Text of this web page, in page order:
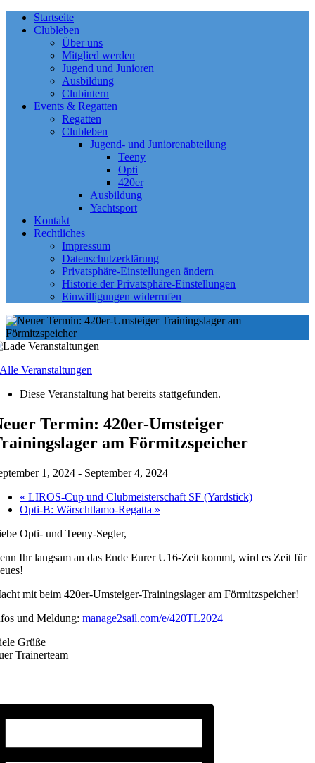
Startseite
Clubleben
Über uns
Mitglied werden
Jugend und Junioren
Ausbildung
Clubintern
Events & Regatten
Regatten
Clubleben
Jugend- und Juniorenabteilung
Teeny
Opti
420er
Ausbildung
Yachtsport
Kontakt
Rechtliches
Impressum
Datenschutzerklärung
Privatsphäre-Einstellungen ändern
Historie der Privatsphäre-Einstellungen
Einwilligungen widerrufen
Veranstaltungen
Diese Veranstaltung hat bereits stattgefunden.
Termin: 420er-Umsteiger
am Förmitzspeicher
1, 2024 - September 4, 2024
« LIROS-Cup und Clubmeisterschaft SF (Yardstick)
Opti-B: Wärschtlamo-Regatta »
Opti- und Teeny-Segler,
Ihr langsam an das Ende Eurer U16-Zeit kommt, wird es Zeit für
mit beim 420er-Umsteiger-Trainingslager am Förmitzspeicher!
und Meldung: manage2sail.com/e/420TL2024
Grüße
Trainerteam